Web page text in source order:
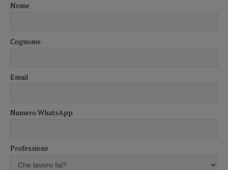
Nome
Cognome
Email
Numero WhatsApp
Professione